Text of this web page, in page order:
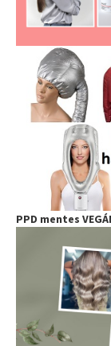
PPD mentes